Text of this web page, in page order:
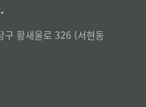
황새울로 326 (서현동